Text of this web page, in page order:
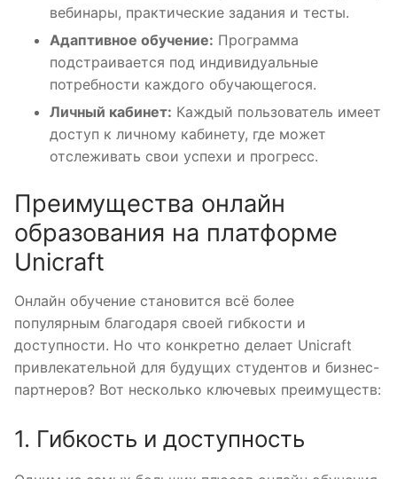
вебинары, практические задания и тесты.
Адаптивное обучение: Программа
подстраивается под индивидуальные
потребности каждого обучающегося.
Личный кабинет: Каждый пользователь имеет
доступ к личному кабинету, где может
отслеживать свои успехи и прогресс.
Преимущества онлайн
образования на платформе
Unicraft
Онлайн обучение становится всё более
популярным благодаря своей гибкости и
доступности. Но что конкретно делает Unicraft
привлекательной для будущих студентов и бизнес-
партнеров? Вот несколько ключевых преимуществ:
1. Гибкость и доступность